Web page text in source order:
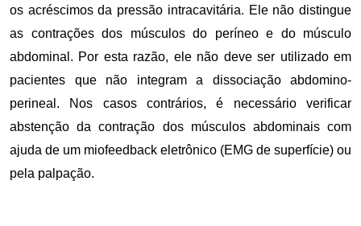
os acréscimos da pressão intracavitária. Ele não distingue
as contrações dos músculos do períneo e do músculo
abdominal. Por esta razão, ele não deve ser utilizado em
pacientes que não integram a dissociação abdomino-
perineal. Nos casos contrários, é necessário verificar
abstenção da contração dos músculos abdominais com
ajuda de um miofeedback eletrônico (EMG de superfície) ou
pela palpação.